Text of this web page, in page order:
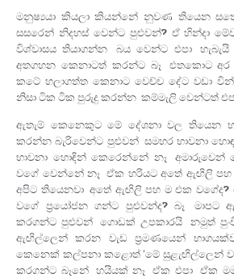
මනුෂ්‍යයා කියලා කියන්නේ නුවණ තියෙන
සසරෙන් නිදහස් වෙන්ට පුළුවන්? ඒ හින්දා
විශ්වාසය තියාගන්න. බය වෙන්ට එපා.
අතගහන කෙනාටත් කරන්ට බෑ. එතකොට
කටේ හලාගත්ත කෙනාට වෙච්ච දේට වඩා
නිසා ටික ටික පුරුදු කරන්න. කම්මැලි වෙන්ටත්
ඇතැම් කෙනෙකුට මේ දේශනා වල තියෙන
කරන්න බැරිවෙන්ට පුළුවන්. සමහර භාවනා
භාවනා හොඳින් කෙරෙන්නේ නෑ.
වගේ වෙන්නේ නෑ. ඒක හරියට අතේ ඇඟිලි
අපිට තියෙනවා. අතේ ඇඟිලි පහ ම එක
වගේ ප්‍රයෝජන ගන්ට පුළුවන්ද? බෑ.
කරගන්ට පුළුවන්. ගොඩක් උපකාරයි. නමුත්
ඇඟිල්ලෙන් කරන වැඩ ප්‍රමණයෙන්
කෙනෙක් කල්පනා කළොත් ‘මේ සුළැඟිල්ලෙන්
කරගන්ට බෑනේ. හයියක් නෑ. ඒක එපා. ඒක